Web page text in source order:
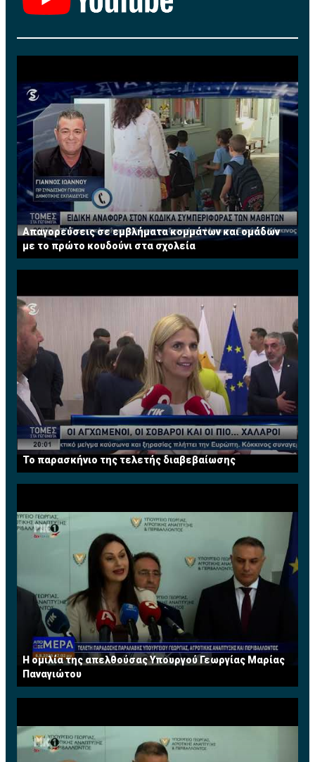
Το 1987 εργοδοτήθηκε στην πολυεθνική εταιρεία
Procter & Gamble Co. (P&G) ως Brand Manager στο
εξωτερικό, ενώ από το 1989 μέχρι το 2013 εργαζόταν
αρχικά ως χρηματοοικονομικός αναλυτής και
μετέπειτα ως Διευθυντής Χαρτοφυλακίου στο Τμήμα
Τραπεζικών Εργασιών. Από το 2008 μέχρι και την
εθελούσια αποχώρησή της από την τράπεζα τον Ιούλιο
του 2013 κατείχε την θέση του Ανώτερου Διευθυντή
και ηγείτο της Διεύθυνσης Τραπεζικών Εργασιών
Μεγάλων Επιχειρήσεων. Διαθέτει πέραν των 25
χρόνων πολύπλευρης εμπειρίας σε τραπεζικά θέματα.
Τώρα ασκεί το επάγγελμα του Συμβούλου
Επιχειρήσεων σε χρηματοοικονομικά θέματα. Έχει
διατελέσει μέλος του Συμβουλίου του Institute of
Financial Services (IFS) Κύπρου.
Απαγορεύσεις σε εμβλήματα κομμάτων και ομάδων
με το πρώτο κουδούνι στα σχολεία
Το παρασκήνιο της τελετής διαβεβαίωσης
Η ομιλία της απελθούσας Υπουργού Γεωργίας Μαρίας
Παναγιώτου